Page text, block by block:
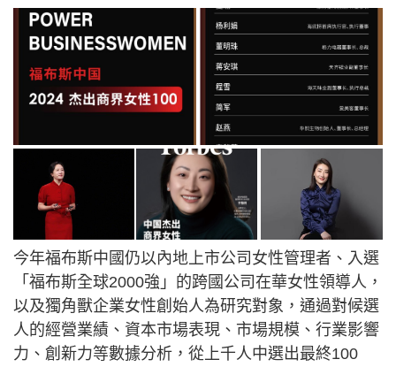
今年福布斯中國仍以內地上市公司女性管理者、入選
「福布斯全球2000強」的跨國公司在華女性領導人，
以及獨角獸企業女性創始人為研究對象，通過對候選
人的經營業績、資本市場表現、市場規模、行業影響
力、創新力等數據分析，從上千人中選出最終100